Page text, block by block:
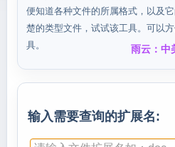
便知道各种文件的所属格式，以及
楚的类型文件，试试该工具。可以
具。
雨云：中
输入需要查询的扩展名: